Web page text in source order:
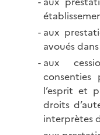
aux
avoués
aux
l’esprit et
droits
interprètes